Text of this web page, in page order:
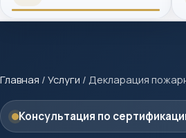
Главная / Услуги / Декларация
Консультация по